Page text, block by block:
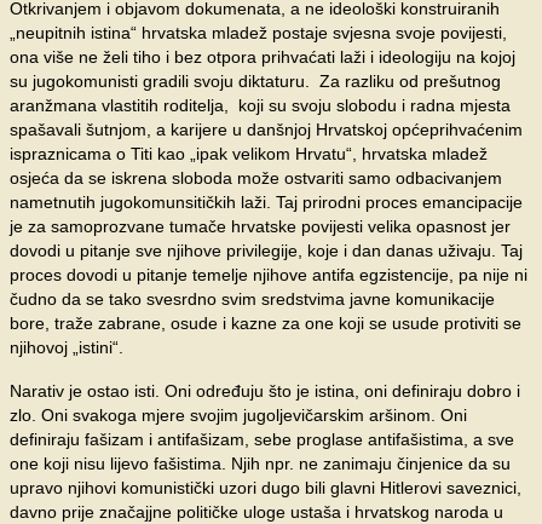
Otkrivanjem i objavom dokumenata, a ne ideološki konstruiranih
„neupitnih istina“ hrvatska mladež postaje svjesna svoje povijesti,
ona više ne želi tiho i bez otpora prihvaćati laži i ideologiju na kojoj
su jugokomunisti gradili svoju diktaturu. Za razliku od prešutnog
aranžmana vlastitih roditelja, koji su svoju slobodu i radna mjesta
spašavali šutnjom, a karijere u danšnjoj Hrvatskoj općeprihvaćenim
ispraznicama o Titi kao „ipak velikom Hrvatu“, hrvatska mladež
osjeća da se iskrena sloboda može ostvariti samo odbacivanjem
nametnutih jugokomunsitičkih laži. Taj prirodni proces emancipacije
je za samoprozvane tumače hrvatske povijesti velika opasnost jer
dovodi u pitanje sve njihove privilegije, koje i dan danas uživaju. Taj
proces dovodi u pitanje temelje njihove antifa egzistencije, pa nije ni
čudno da se tako svesrdno svim sredstvima javne komunikacije
bore, traže zabrane, osude i kazne za one koji se usude protiviti se
njihovoj „istini“.
Narativ je ostao isti. Oni određuju što je istina, oni definiraju dobro i
zlo. Oni svakoga mjere svojim jugoljevičarskim aršinom. Oni
definiraju fašizam i antifašizam, sebe proglase antifašistima, a sve
one koji nisu lijevo fašistima. Njih npr. ne zanimaju činjenice da su
upravo njihovi komunistički uzori dugo bili glavni Hitlerovi saveznici,
davno prije značajjne političke uloge ustaša i hrvatskog naroda u